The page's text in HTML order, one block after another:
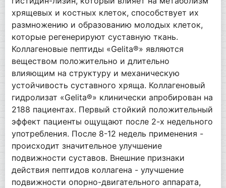
хрящевых и костных клеток, способствует их
размножению и образованию молодых клеток,
которые регенерируют суставную ткань.
Коллагеновые пептиды «Gelita®» являются
веществом положительно и длительно
влияющим на структуру и механическую
устойчивость суставного хряща. Коллагеновый
гидролизат «Gelita®» клинически апробирован на
2188 пациентах. Первый стойкий положительный
эффект пациенты ощущают после 2-х недельного
употребления. После 8-12 недель применения -
происходит значительное улучшение
подвижности суставов. Внешние признаки
действия пептидов коллагена - улучшение
подвижности опорно-двигательного аппарата,